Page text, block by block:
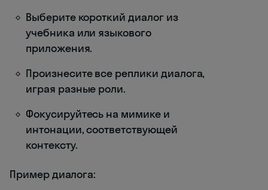
Выберите короткий диалог из
учебника или языкового
приложения.
Произнесите все реплики диалога,
играя разные роли.
Фокусируйтесь на мимике и
интонации, соответствующей
контексту.
Пример диалога: